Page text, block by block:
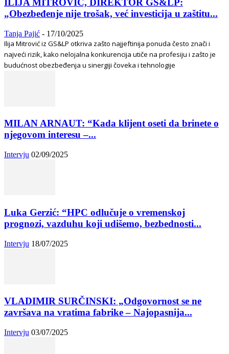
ILIJA MITROVIĆ, DIREKTOR GS&LP:
„Obezbeđenje nije trošak, već investicija u zaštitu...
Tanja Pajić - 17/10/2025
Ilija Mitrović iz GS&LP otkriva zašto najjeftinija ponuda često znači i
najveći rizik, kako nelojalna konkurencija utiče na profesiju i zašto je
budućnost obezbeđenja u sinergiji čoveka i tehnologije
MILAN ARNAUT: “Kada klijent oseti da brinete o
njegovom interesu –...
Intervju 02/09/2025
Luka Gerzić: “HPC odlučuje o vremenskoj
prognozi, vazduhu koji udišemo, bezbednosti...
Intervju 18/07/2025
VLADIMIR SURČINSKI: „Odgovornost se ne
završava na vratima fabrike – Najopasnija...
Intervju 03/07/2025